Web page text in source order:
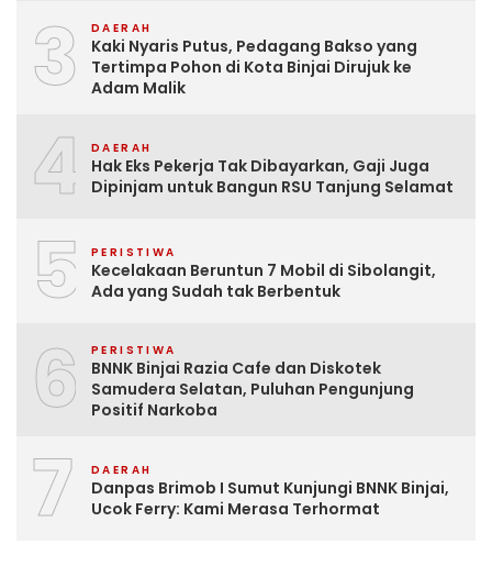
3 DAERAH
Kaki Nyaris Putus, Pedagang Bakso yang
Tertimpa Pohon di Kota Binjai Dirujuk ke
Adam Malik
4 DAERAH
Hak Eks Pekerja Tak Dibayarkan, Gaji Juga
Dipinjam untuk Bangun RSU Tanjung Selamat
5 PERISTIWA
Kecelakaan Beruntun 7 Mobil di Sibolangit,
Ada yang Sudah tak Berbentuk
6 PERISTIWA
BNNK Binjai Razia Cafe dan Diskotek
Samudera Selatan, Puluhan Pengunjung
Positif Narkoba
7 DAERAH
Danpas Brimob I Sumut Kunjungi BNNK Binjai,
Ucok Ferry: Kami Merasa Terhormat